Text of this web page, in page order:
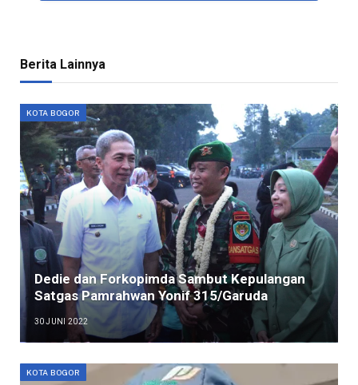
Berita Lainnya
KOTA BOGOR
Dedie dan Forkopimda Sambut Kepulangan
Satgas Pamrahwan Yonif 315/Garuda
30 JUNI 2022
KOTA BOGOR